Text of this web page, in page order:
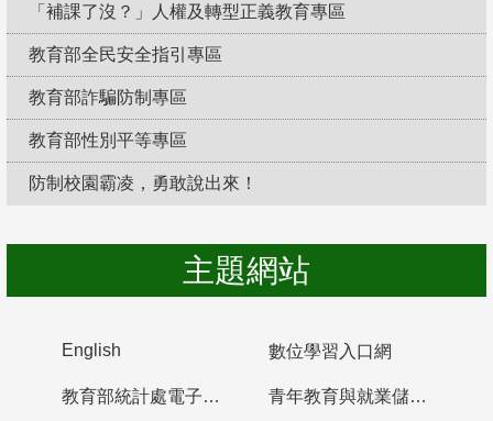
「補課了沒？」人權及轉型正義教育專區
教育部全民安全指引專區
教育部詐騙防制專區
教育部性別平等專區
防制校園霸凌，勇敢說出來！
主題網站
English 數位學習入口網
教育部統計處電子書櫃 青年教育與就業儲蓄帳戶